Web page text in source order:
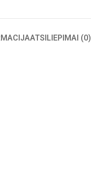
ATSILIEPIMAI (0)